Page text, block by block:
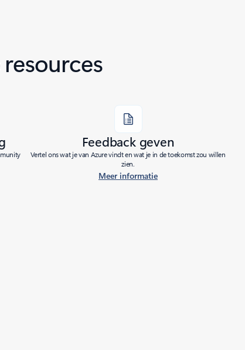
Feedback geven
Vertel ons wat je van Azure vindt en wat je in de toekomst zou willen
zien.
Meer informatie